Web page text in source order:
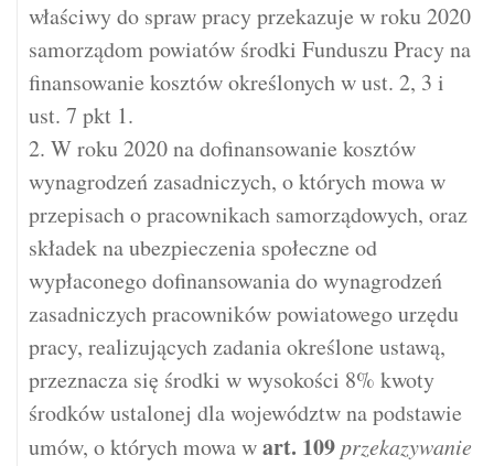
właściwy do spraw pracy przekazuje w roku 2020
samorządom powiatów środki Funduszu Pracy na
finansowanie kosztów określonych w ust. 2, 3 i
ust. 7 pkt 1.
2. W roku 2020 na dofinansowanie kosztów
wynagrodzeń zasadniczych, o których mowa w
przepisach o pracownikach samorządowych, oraz
składek na ubezpieczenia społeczne od
wypłaconego dofinansowania do wynagrodzeń
zasadniczych pracowników powiatowego urzędu
pracy, realizujących zadania określone ustawą,
przeznacza się środki w wysokości 8% kwoty
środków ustalonej dla województw na podstawie
umów, o których mowa wart. 109 przekazywanie